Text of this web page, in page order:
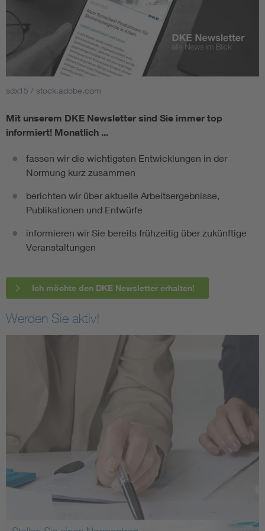
sdx15 / stock.adobe.com
Mit unserem DKE Newsletter sind Sie immer top
informiert! Monatlich ...
fassen wir die wichtigsten Entwicklungen in der
Normung kurz zusammen
berichten wir über aktuelle Arbeitsergebnisse,
Publikationen und Entwürfe
informieren wir Sie bereits frühzeitig über zukünftige
Veranstaltungen
Ich möchte den DKE Newsletter erhalten!
Werden Sie aktiv!